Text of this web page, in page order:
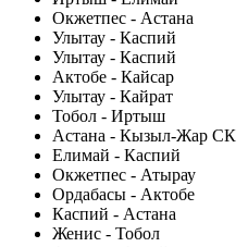
Окжетпес - Астана
Улытау - Каспий
Улытау - Каспий
Актобе - Кайсар
Улытау - Кайрат
Тобол - Иртыш
Астана - Кызыл-Жар СК
Елимай - Каспий
Окжетпес - Атырау
Ордабасы - Актобе
Каспий - Астана
Женис - Тобол